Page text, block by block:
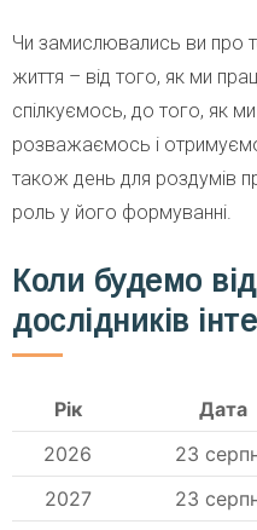
Чи замислювались ви про
життя – від того, як ми
спілкуємось, до того, як
розважаємось і
також день для роздумів
роль у його формуванні.
Коли будемо
дослідників
Рік Дата
2026
23
2027
23